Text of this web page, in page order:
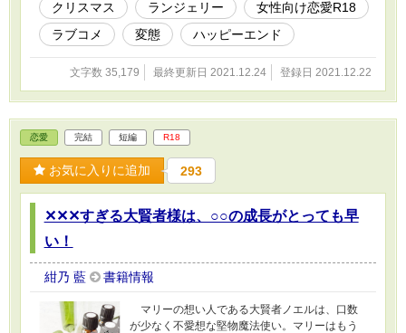
フェにＲシーンを含まない全年齢版を掲載して
います。
クリスマス ランジェリー
女性向け恋愛R18
ラブコメ
変態 ハッピーエンド
文字数 35,179 最終更新日 2021.12.24 登録日 2021.12.22
恋愛 完結 短編 R18
お気に入りに追加 293
✕✕✕すぎる大賢者様は、○○の成長がとっても早
い！
紺乃 藍 書籍情報
マリーの想い人である大賢者ノエルは、口数
が少なく不愛想な堅物魔法使い。マリーはもう